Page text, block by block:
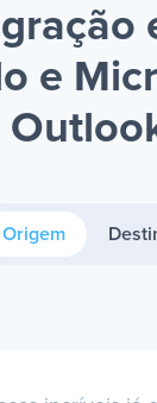
e
Origem